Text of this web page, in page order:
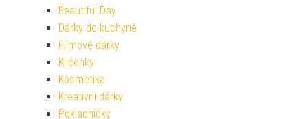
Beautiful Day
Dárky do kuchyně
Filmové dárky
Klíčenky
Kosmetika
Kreativní dárky
Pokladničky